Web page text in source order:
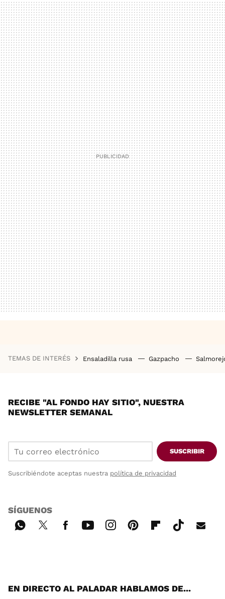
MAIL
TEMAS DE INTERÉS Ensaladilla rusa Gazpacho
RECIBE "AL FONDO HAY SITIO", NUESTRA
NEWSLETTER SEMANAL
SUSCRIBIR
Suscribiéndote aceptas nuestra política de privacidad
SÍGUENOS
EN DIRECTO AL PALADAR HABLAMOS DE...